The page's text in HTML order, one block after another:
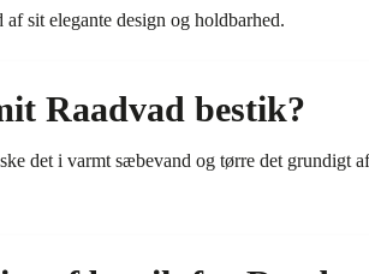
sit elegante design og holdbarhed.
Raadvad bestik?
det i varmt sæbevand og tørre det grundigt